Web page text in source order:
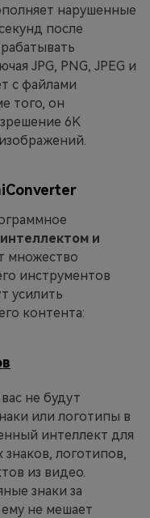
нарушенные
после
JPG, PNG, JPEG и
с файлами
того, он
6K
и
множество
инструментов
усилить
контента:
не будут
или логотипы в
интеллект для
логотипов,
из видео.
знаки за
не мешает